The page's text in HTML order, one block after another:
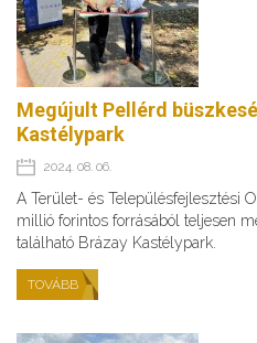
Megújult Pellérd
Kastélypark
2024. 08. 06.
A Terület- és Településfejlesztési
millió forintos forrásából teljesen
található Brázay Kastélypark.
TOVÁBB